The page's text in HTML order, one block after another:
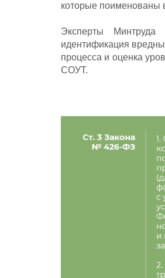
которые поименованы
Эксперты
идентификация
процесса и оценка
СОУТ.